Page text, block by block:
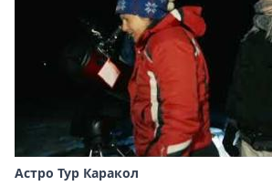
Астро Тур Каракол